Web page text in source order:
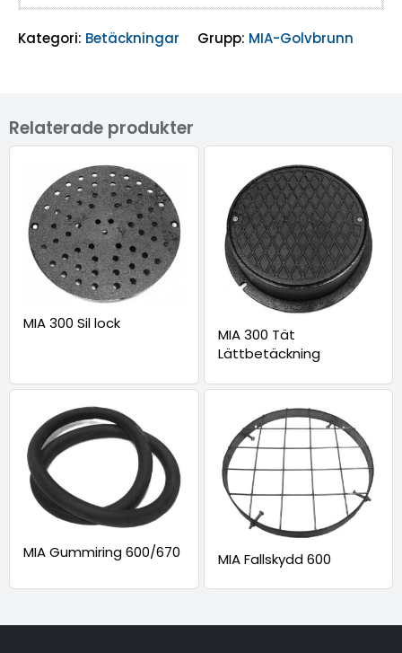
Kategori: Betäckningar Grupp: MIA-Golvbrunn
Relaterade produkter
MIA 300 Sil lock
MIA 300 Tät
Lättbetäckning
MIA Gummiring 600/670 MIA Fallskydd 600